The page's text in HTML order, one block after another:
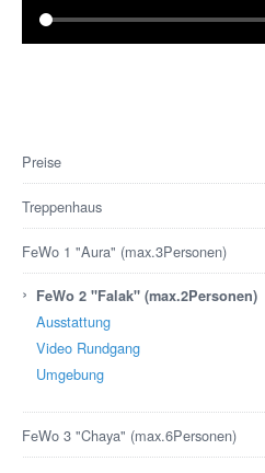
Preise
Treppenhaus
FeWo 1 "Aura" (max.3Personen)
› FeWo 2 "Falak" (max.2Personen)
Ausstattung
Video Rundgang
Umgebung
FeWo 3 "Chaya" (max.6Personen)